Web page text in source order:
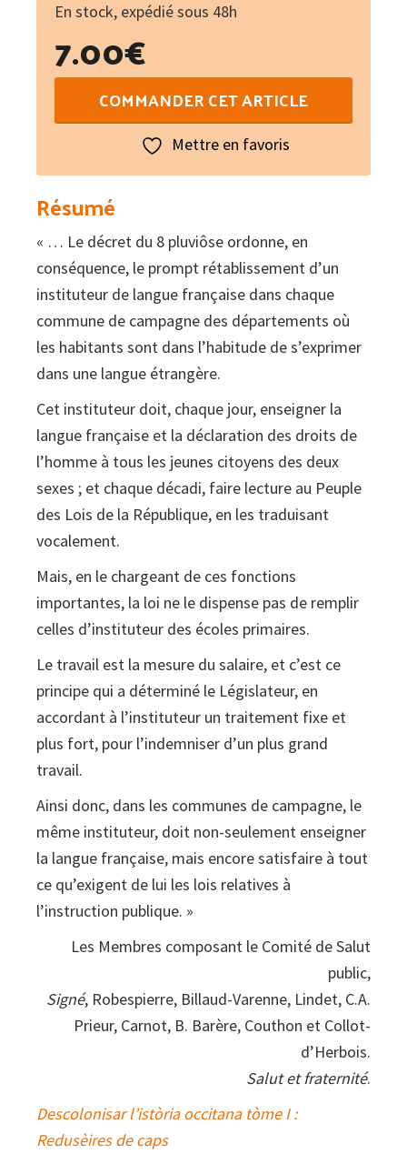
En stock, expédié sous 48h
7.00€
de
occitana
tòme
II
:
L’enemic
dins
la
clòsca
COMMANDER CET ARTICLE
Mettre en favoris
Résumé
« … Le décret du 8 pluviôse ordonne, en
conséquence, le prompt rétablissement d’un
instituteur de langue française dans chaque
commune de campagne des départements où
les habitants sont dans l’habitude de s’exprimer
dans une langue étrangère.
Cet instituteur doit, chaque jour, enseigner la
langue française et la déclaration des droits de
l’homme à tous les jeunes citoyens des deux
sexes ; et chaque décadi, faire lecture au Peuple
des Lois de la République, en les traduisant
vocalement.
Mais, en le chargeant de ces fonctions
importantes, la loi ne le dispense pas de remplir
celles d’instituteur des écoles primaires.
Le travail est la mesure du salaire, et c’est ce
principe qui a déterminé le Législateur, en
accordant à l’instituteur un traitement fixe et
plus fort, pour l’indemniser d’un plus grand
travail.
Ainsi donc, dans les communes de campagne, le
même instituteur, doit non-seulement enseigner
la langue française, mais encore satisfaire à tout
ce qu’exigent de lui les lois relatives à
l’instruction publique. »
Les Membres composant le Comité de Salut
public,
Signé, Robespierre, Billaud-Varenne, Lindet, C.A.
Prieur, Carnot, B. Barère, Couthon et Collot-
d’Herbois.
Salut et fraternité.
Descolonisar l’istòria occitana tòme I :
Redusèires de caps